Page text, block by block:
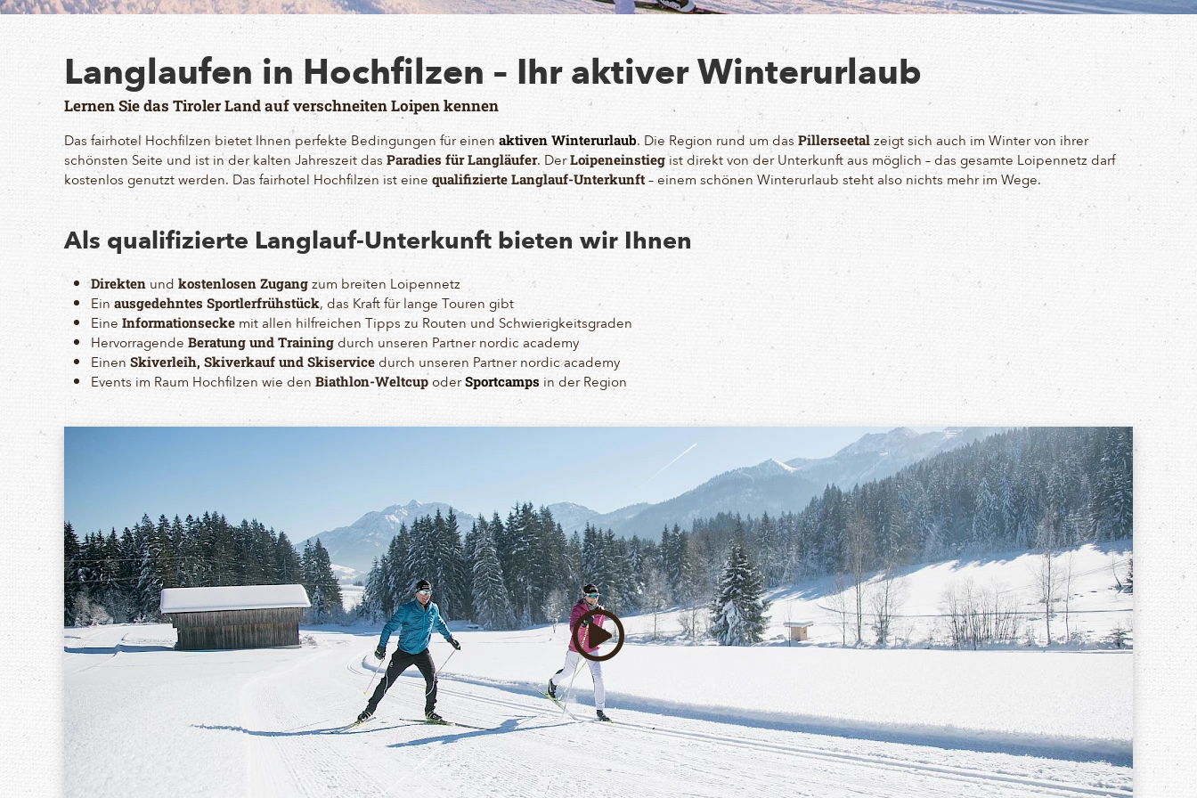
Langlaufen in Hochfilzen – Ihr aktiver Winterurlaub
Lernen Sie das Tiroler Land auf verschneiten Loipen kennen
Das fairhotel Hochfilzen bietet Ihnen perfekte Bedingungen für einen aktiven Winterurlaub. Die Region rund um dasPillerseetal zeigt sich auch im Winter von ihrer
schönsten Seite und ist in der kalten Jahreszeit das Paradies für Langläufer. DerLoipeneinstiegist direkt von der Unterkunft aus möglich – das gesamte Loipennetz darf
kostenlos genutzt werden. Das fairhotel Hochfilzen ist eine qualifizierte Langlauf-Unterkunft – einem schönen Winterurlaub steht also nichts mehr im Wege.
Als qualifizierte Langlauf-Unterkunft bieten wir Ihnen
Direkten und kostenlosen Zugang zum breiten Loipennetz
Ein ausgedehntes Sportlerfrühstück, das Kraft für lange Touren gibt
Eine Informationsecke mit allen hilfreichen Tipps zu Routen und Schwierigkeitsgraden
Hervorragende Beratung und Training durch unseren Partner nordic academy
Einen Skiverleih, Skiverkauf und Skiservice durch unseren Partner nordic academy
Events im Raum Hochfilzen wie den Biathlon-WeltcupoderSportcamps in der Region